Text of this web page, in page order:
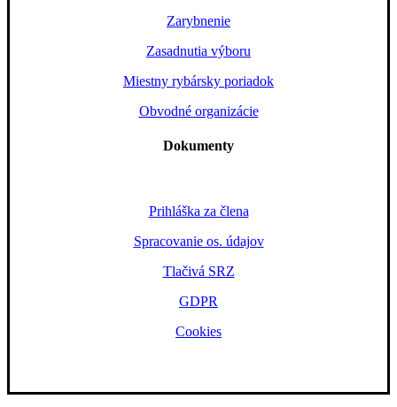
Zarybnenie
Zasadnutia výboru
Miestny rybársky poriadok
Obvodné organizácie
Dokumenty
Prihláška za člena
Spracovanie os. údajov
Tlačivá SRZ
GDPR
Cookies